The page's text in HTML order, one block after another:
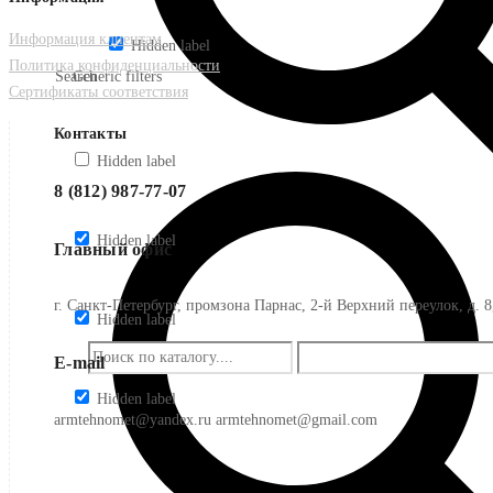
Search
Generic filters
Hidden label
Hidden label
Hidden label
Hidden label
Hidden label
Информация клиентам
Политика конфиденциальности
Сертификаты соответствия
Контакты
8 (812) 987-77-07
Главный офис
г. Санкт-Петербург, промзона Парнас, 2-й Верхний переулок, д.
E-mail
armtehnomet@yandex.ru armtehnomet@gmail.com